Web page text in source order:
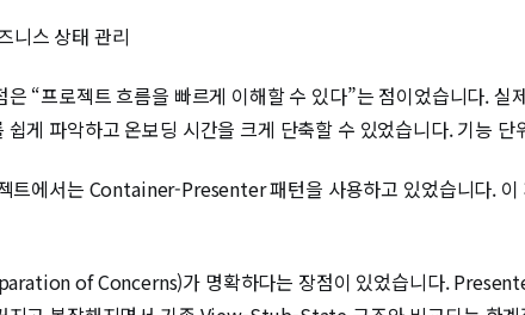
니스 상태 관리
“프로젝트 흐름을 빠르게 이해할 수 있다”는 점이었습니다.
쉽게 파악하고 온보딩 시간을 크게 단축할 수 있었습니다. 기능
트에서는 Container-Presenter 패턴을 사용하고 있었습니다.
of Concerns)가 명확하다는 장점이 있었습니다.